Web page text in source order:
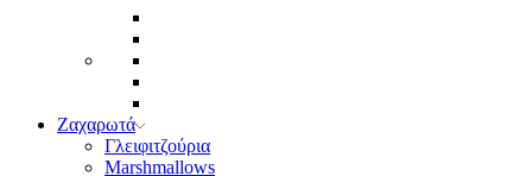
Ζαχαρωτά
Γλειφιτζούρια
Marshmallows